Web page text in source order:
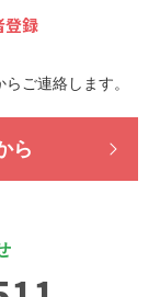
登録
ら ご連絡します。
ら